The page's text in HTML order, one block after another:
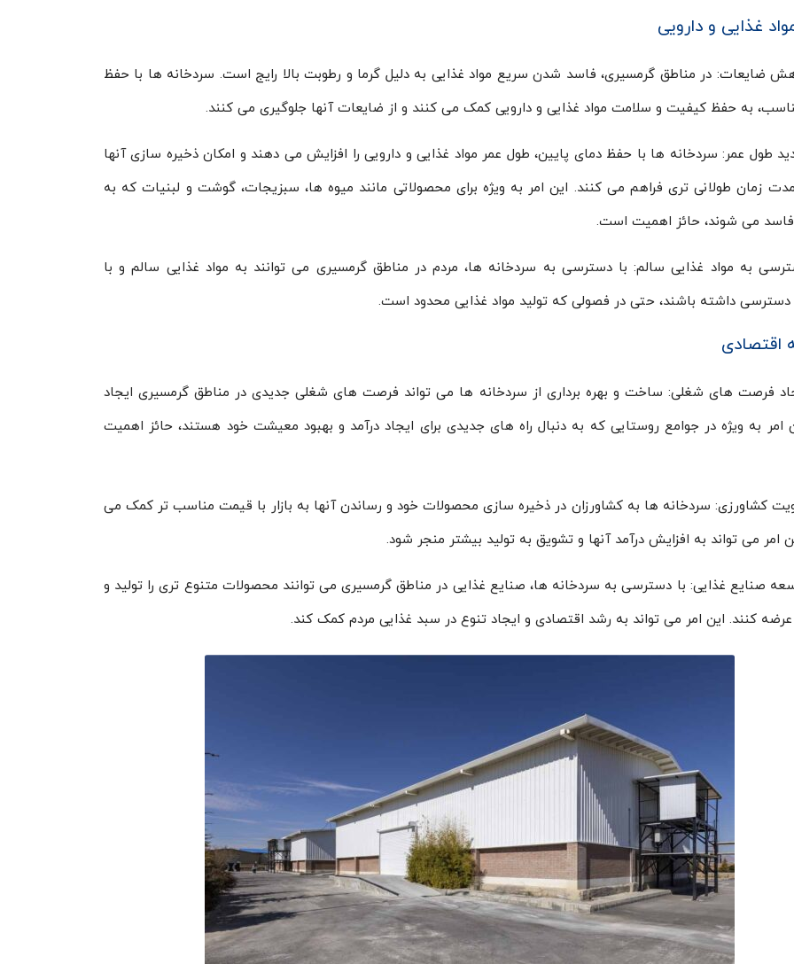
غذایی و دارویی
ضایعات: در مناطق گرمسیری، فاسد شدن سریع مواد غذایی به دلیل گرما و رطوبت بالا رایج است. سردخانه ها با حفظ
به حفظ کیفیت و سلامت مواد غذایی و دارویی کمک می کنند و از ضایعات آنها جلوگیری می کنند.
طول عمر: سردخانه ها با حفظ دمای پایین، طول عمر مواد غذایی و دارویی را افزایش می دهند و امکان ذخیره سازی آنها
مدت زمان طولانی تری فراهم می کنند. این امر به ویژه برای محصولاتی مانند میوه ها، سبزیجات، گوشت و لبنیات که به
می شوند، حائز اهمیت است.
به مواد غذایی سالم: با دسترسی به سردخانه ها، مردم در مناطق گرمسیری می توانند به مواد غذایی سالم و با
داشته باشند، حتی در فصولی که تولید مواد غذایی محدود است.
اقتصادی
فرصت های شغلی: ساخت و بهره برداری از سردخانه ها می تواند فرصت های شغلی جدیدی در مناطق گرمسیری ایجاد
امر به ویژه در جوامع روستایی که به دنبال راه های جدیدی برای ایجاد درآمد و بهبود معیشت خود هستند، حائز اهمیت
کشاورزی: سردخانه ها به کشاورزان در ذخیره سازی محصولات خود و رساندن آنها به بازار با قیمت مناسب تر کمک می
امر می تواند به افزایش درآمد آنها و تشویق به تولید بیشتر منجر شود.
صنایع غذایی: با دسترسی به سردخانه ها، صنایع غذایی در مناطق گرمسیری می توانند محصولات متنوع تری را تولید و
عرضه کنند. این امر می تواند به رشد اقتصادی و ایجاد تنوع در سبد غذایی مردم کمک کند.